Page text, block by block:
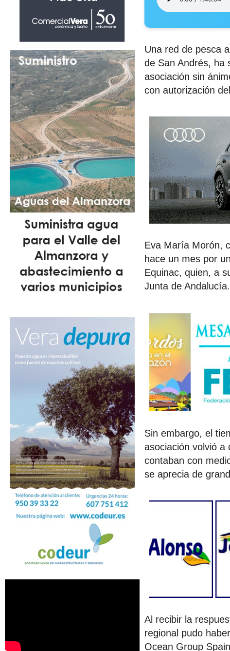
Una red de pesca
de San Andrés, ha
asociación sin
con autorización
Eva María Morón,
hace un mes por
Equinac, quien, a
Junta de Andalucía.
Sin embargo, el
asociación volvió a
contaban con
se aprecia de
Al recibir la
regional pudo
Ocean Group